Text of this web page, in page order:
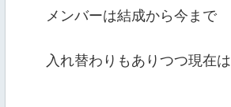
メンバーは結成から今まで
入れ替わりもありつつ現在は